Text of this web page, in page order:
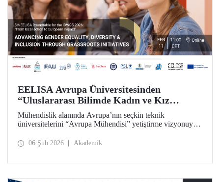
EELISA Avrupa Üniversitesinden
“Uluslararası Bilimde Kadın ve Kız
Çocukları Günü”ne Özel Toplantı
Mühendislik alanında Avrupa’nın seçkin teknik
üniversitelerini “Avrupa Mühendisi” yetiştirme vizyonuyla
aldığı EELISA, 11 Şubat “Uluslararası Bilimde Kadın ve
06 Şub 2026 Akademik